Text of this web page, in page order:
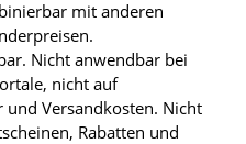
mit anderen
Nicht anwendbar bei
nicht auf
Versandkosten. Nicht
Rabatten und